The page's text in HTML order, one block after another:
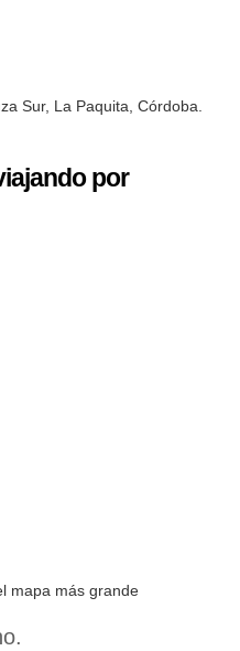
Sur, La Paquita, Córdoba.
por
mapa más grande